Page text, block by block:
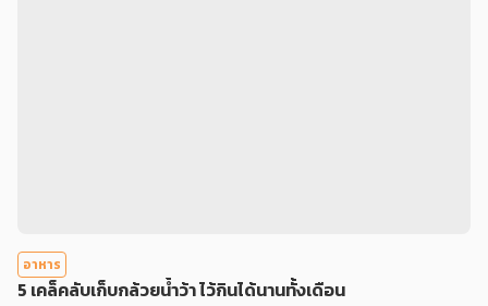
อาหาร
5 เคล็คลับเก็บกล้วยน้ำว้า ไว้กินได้นานทั้งเดือน